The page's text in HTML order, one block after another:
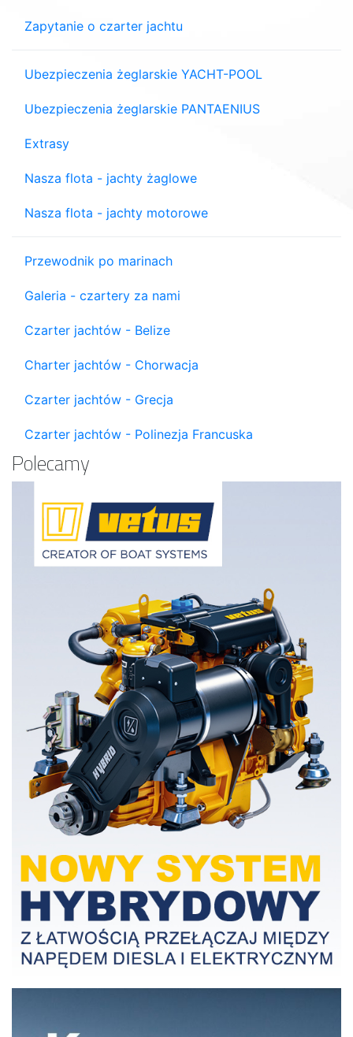
Zapytanie o czarter jachtu
Ubezpieczenia żeglarskie YACHT-POOL
Ubezpieczenia żeglarskie PANTAENIUS
Extrasy
Nasza flota - jachty żaglowe
Nasza flota - jachty motorowe
Przewodnik po marinach
Galeria - czartery za nami
Czarter jachtów - Belize
Charter jachtów - Chorwacja
Czarter jachtów - Grecja
Czarter jachtów - Polinezja Francuska
Polecamy